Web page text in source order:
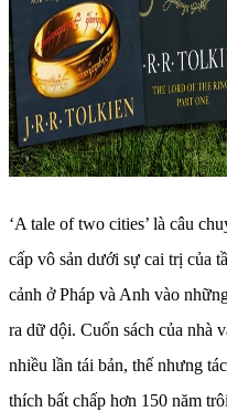
‘A tale of two cities’ là câu
cấp vô sản dưới sự cai trị của
cảnh ở Pháp và Anh vào
ra dữ dội. Cuốn sách của nhà
nhiều lần tái bản, thế nhưng
thích bất chấp hơn 150 năm